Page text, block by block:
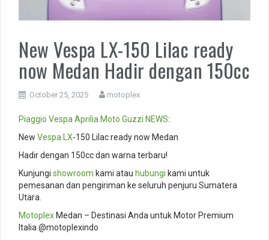
New Vespa LX-150 Lilac ready
now Medan Hadir dengan 150cc
October 25, 2025 motoplex
Piaggio VespaAprilia Moto Guzzi NEWS:
New Vespa LX-150 Lilac ready now Medan
Hadir dengan 150cc dan warna terbaru!
Kunjungi showroom kami atau hubungi kami untuk
pemesanan dan pengiriman ke seluruh penjuru Sumatera
Utara.
Motoplex Medan – Destinasi Anda untuk Motor Premium
Italia @motoplexindo